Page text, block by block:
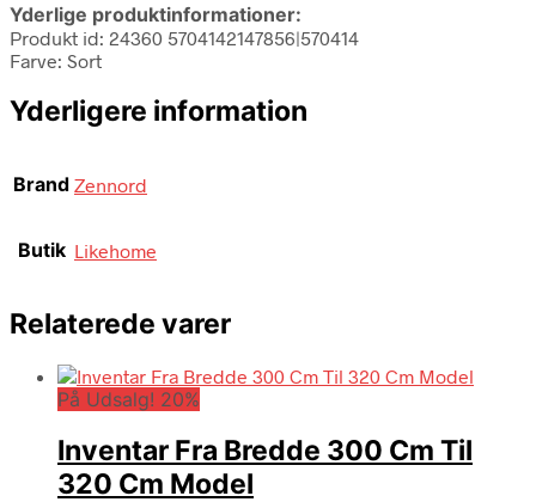
Yderlige produktinformationer:
Produkt id: 24360 5704142147856|570414
Farve: Sort
Yderligere information
Brand Zennord
Butik Likehome
Relaterede varer
På Udsalg! 20%
Inventar Fra Bredde 300 Cm Til
320 Cm Model